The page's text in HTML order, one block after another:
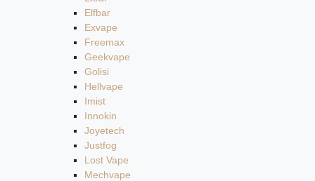
Elfbar
Exvape
Freemax
Geekvape
Golisi
Hellvape
Imist
Innokin
Joyetech
Justfog
Lost Vape
Mechvape